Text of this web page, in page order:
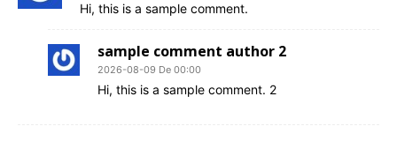
Hi, this is a sample comment.
sample comment author 2
2026-08-09 De 00:00
Hi, this is a sample comment. 2